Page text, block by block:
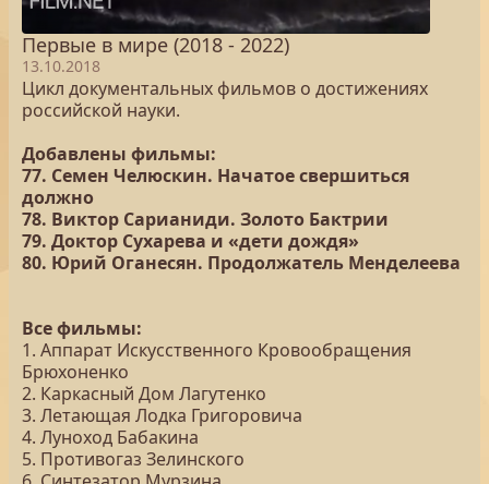
Первые в мире (2018 - 2022)
13.10.2018
Цикл документальных фильмов о достижениях
российской науки.
Добавлены фильмы:
77. Семен Челюскин. Начатое свершиться
должно
78. Виктор Сарианиди. Золото Бактрии
79. Доктор Сухарева и «дети дождя»
80. Юрий Оганесян. Продолжатель Менделеева
Все фильмы:
1. Аппарат Искусственного Кровообращения
Брюхоненко
2. Каркасный Дом Лагутенко
3. Летающая Лодка Григоровича
4. Луноход Бабакина
5. Противогаз Зелинского